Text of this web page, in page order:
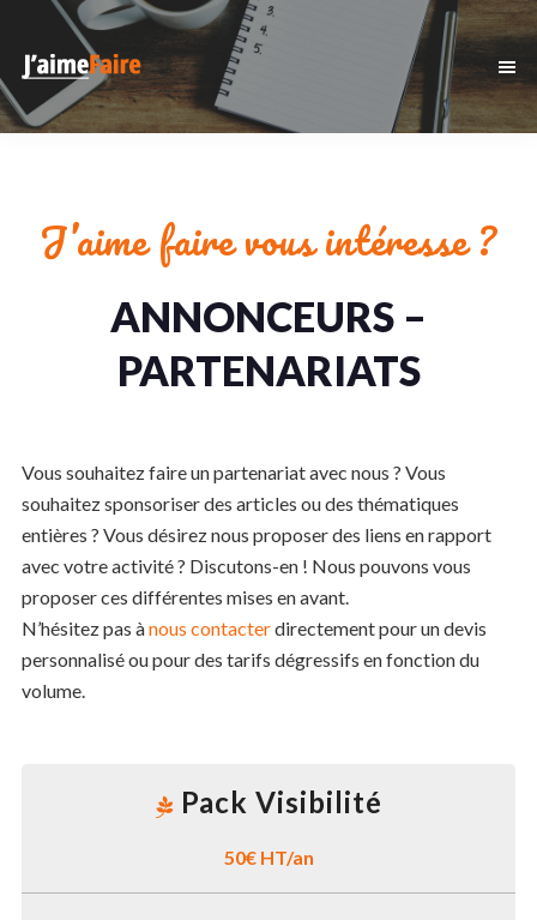
la
navigation
principale
contenu
principal
J'aime
Faire
site
J’aime faire vous intéresse ?
ANNONCEURS –
PARTENARIATS
Vous souhaitez faire un partenariat avec nous ? Vous
souhaitez sponsoriser des articles ou des thématiques
entières ? Vous désirez nous proposer des liens en rapport
avec votre activité ? Discutons-en ! Nous pouvons vous
proposer ces différentes mises en avant.
N’hésitez pas ànous contacterdirectement pour un devis
personnalisé ou pour des tarifs dégressifs en fonction du
volume.
Pack Visibilité
50€ HT/an